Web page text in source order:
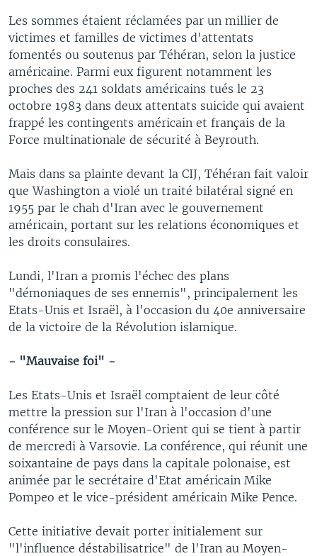
Les sommes étaient réclamées par un millier de
victimes et familles de victimes d'attentats
fomentés ou soutenus par Téhéran, selon la justice
américaine. Parmi eux figurent notamment les
proches des 241 soldats américains tués le 23
octobre 1983 dans deux attentats suicide qui avaient
frappé les contingents américain et français de la
Force multinationale de sécurité à Beyrouth.
Mais dans sa plainte devant la CIJ, Téhéran fait valoir
que Washington a violé un traité bilatéral signé en
1955 par le chah d'Iran avec le gouvernement
américain, portant sur les relations économiques et
les droits consulaires.
Lundi, l'Iran a promis l'échec des plans
"démoniaques de ses ennemis", principalement les
Etats-Unis et Israël, à l'occasion du 40e anniversaire
de la victoire de la Révolution islamique.
- "Mauvaise foi" -
Les Etats-Unis et Israël comptaient de leur côté
mettre la pression sur l'Iran à l'occasion d'une
conférence sur le Moyen-Orient qui se tient à partir
de mercredi à Varsovie. La conférence, qui réunit une
soixantaine de pays dans la capitale polonaise, est
animée par le secrétaire d'Etat américain Mike
Pompeo et le vice-président américain Mike Pence.
Cette initiative devait porter initialement sur
"l'influence déstabilisatrice" de l'Iran au Moyen-